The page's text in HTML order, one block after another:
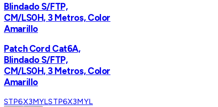
Blindado S/FTP,
CM/LS0H, 3 Metros, Color
Amarillo
Patch Cord Cat6A,
Blindado S/FTP,
CM/LS0H, 3 Metros, Color
Amarillo
STP6X3MYLSTP6X3MYL